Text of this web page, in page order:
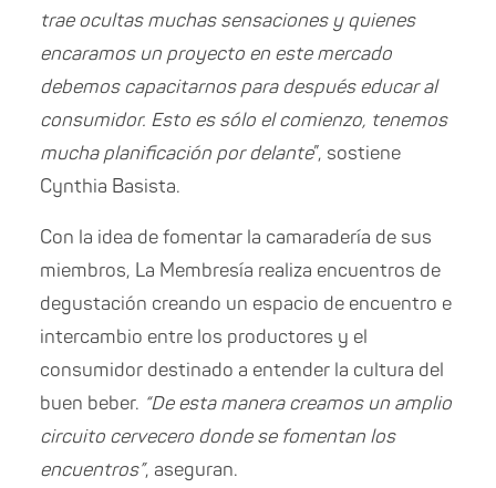
trae ocultas muchas sensaciones y quienes
encaramos un proyecto en este mercado
debemos capacitarnos para después educar al
consumidor. Esto es sólo el comienzo, tenemos
mucha planificación por delante”, sostiene
Cynthia Basista.
Con la idea de fomentar la camaradería de sus
miembros, La Membresía realiza encuentros de
degustación creando un espacio de encuentro e
intercambio entre los productores y el
consumidor destinado a entender la cultura del
buen beber. “De esta manera creamos un amplio
circuito cervecero donde se fomentan los
encuentros”, aseguran.